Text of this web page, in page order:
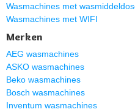
Wasmachines met
Wasmachines met WIFI
Merken
AEG wasmachines
ASKO wasmachines
Beko wasmachines
Bosch wasmachines
Inventum wasmachines